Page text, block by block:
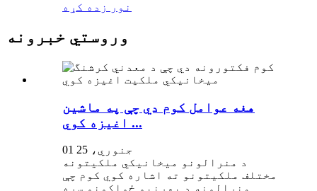
نور زده کړه
وروستي خبرونه
هغه عوامل کوم دي چې په ماشین
اغیزه کوي ...
01 جنوري، 25
د منرالونو میخانیکي ملکیتونه
مختلف ملکیتونو ته اشاره کوي کوم چې
منرالونه د بهرنیو ځواکونو سره